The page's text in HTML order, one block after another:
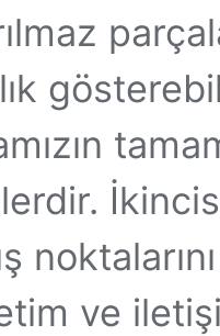
ve